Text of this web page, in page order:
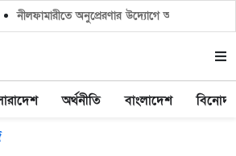
নীলফামারীতে অনুপ্রেরণার উদ্যোগে অনুষ্ঠিত হলো
অর্থনীতি বাংলাদেশ